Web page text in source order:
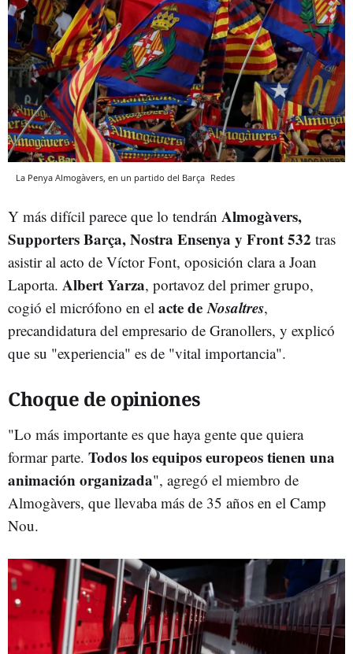
La Penya Almogàvers, en un partido del Barça Redes
Y más difícil parece que lo tendrán Almogàvers,
Supporters Barça, Nostra Ensenya y Front 532 tras
asistir al acto de Víctor Font, oposición clara a Joan
Laporta. Albert Yarza, portavoz del primer grupo,
cogió el micrófono en el acte deNosaltres,
precandidatura del empresario de Granollers, y explicó
que su "experiencia" es de "vital importancia".
Choque de opiniones
"Lo más importante es que haya gente que quiera
formar parte. Todos los equipos europeos tienen una
animación organizada", agregó el miembro de
Almogàvers, que llevaba más de 35 años en el Camp
Nou.